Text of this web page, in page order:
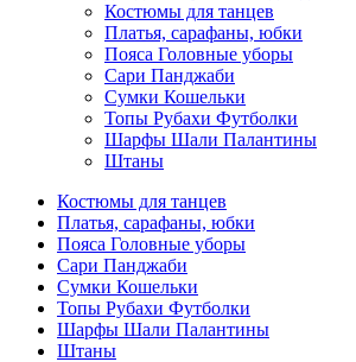
Костюмы для танцев
Платья, сарафаны, юбки
Пояса Головные уборы
Сари Панджаби
Сумки Кошельки
Топы Рубахи Футболки
Шарфы Шали Палантины
Штаны
Костюмы для танцев
Платья, сарафаны, юбки
Пояса Головные уборы
Сари Панджаби
Сумки Кошельки
Топы Рубахи Футболки
Шарфы Шали Палантины
Штаны